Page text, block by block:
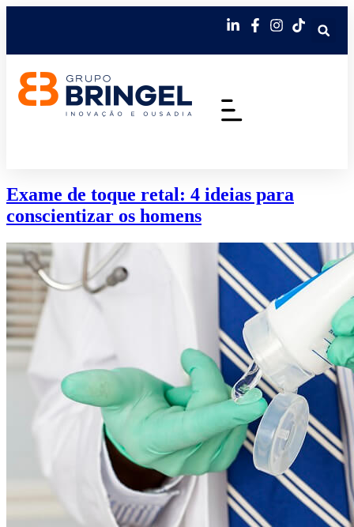
Exame de toque retal: 4 ideias para
conscientizar os homens